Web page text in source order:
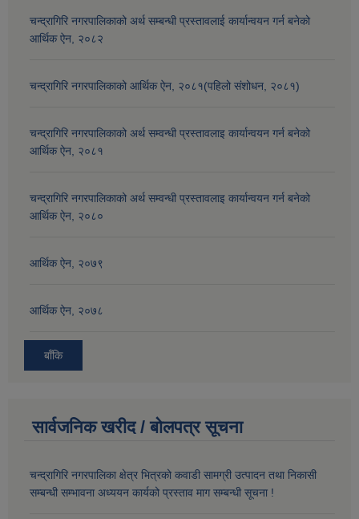
चन्द्रागिरि नगरपालिकाको अर्थ सम्बन्धी प्रस्तावलाई कार्यान्वयन गर्न बनेको
आर्थिक ऐन, २०८२
चन्द्रागिरि नगरपालिकाको आर्थिक ऐन, २०८१(पहिलो संशोधन, २०८१)
चन्द्रागिरि नगरपालिकाको अर्थ सम्वन्धी प्रस्तावलाइ कार्यान्वयन गर्न बनेको
आर्थिक ऐन, २०८१
चन्द्रागिरि नगरपालिकाको अर्थ सम्वन्धी प्रस्तावलाइ कार्यान्वयन गर्न बनेको
आर्थिक ऐन, २०८०
आर्थिक ऐन, २०७९
आर्थिक ऐन, २०७८
बाँकि
सार्वजनिक खरीद / बोलपत्र सूचना
चन्द्रागिरि नगरपालिका क्षेत्र भित्रको कवाडी सामग्री उत्पादन तथा निकासी
सम्बन्धी सम्भावना अध्ययन कार्यको प्रस्ताव माग सम्बन्धी सूचना !